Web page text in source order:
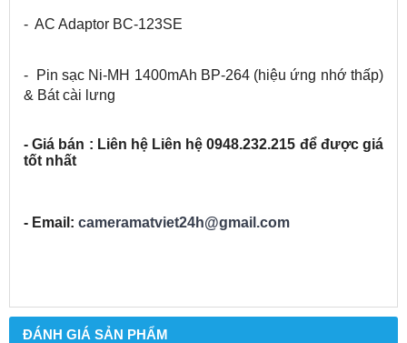
- AC Adaptor BC-123SE
- Pin sạc Ni-MH 1400mAh BP-264 (hiệu ứng nhớ thấp)
& Bát cài lưng
- Giá bán : Liên hệ Liên hệ 0948.232.215 để được giá
tốt nhất
- Email: cameramatviet24h@gmail.com
ĐÁNH GIÁ SẢN PHẨM